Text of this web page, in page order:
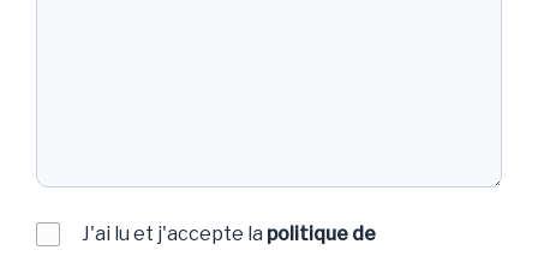
J'ai lu et j'accepte la politique de